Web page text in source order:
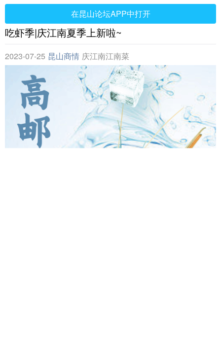
在昆山论坛APP中打开
吃虾季|庆江南夏季上新啦~
2023-07-25 昆山商情 庆江南江南菜